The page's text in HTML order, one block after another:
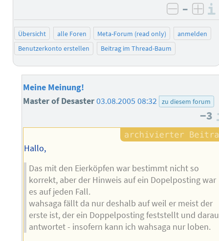
negativ
–
Übersicht alle Foren Meta-Forum (read only)
anmelden
Benutzerkonto erstellen
Beitrag im Thread-Baum
Meine Meinung!
Master of Desaster03.08.2005 08:32 zu diesem forum
−3
Hallo,
Das mit den Eierköpfen war bestimmt nicht so
korrekt, aber der Hinweis auf ein Dopelposting war
es auf jeden Fall.
wahsaga fällt da nur deshalb auf weil er meist der
erste ist, der ein Doppelposting feststellt und
antwortet - insofern kann ich wahsaga nur loben.